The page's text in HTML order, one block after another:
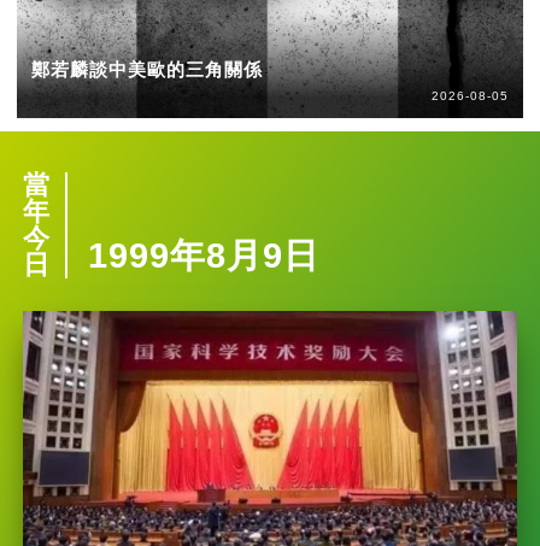
鄭若麟談中美歐的三角關係
2026-08-05
當
年
今
日
1999年8月9日